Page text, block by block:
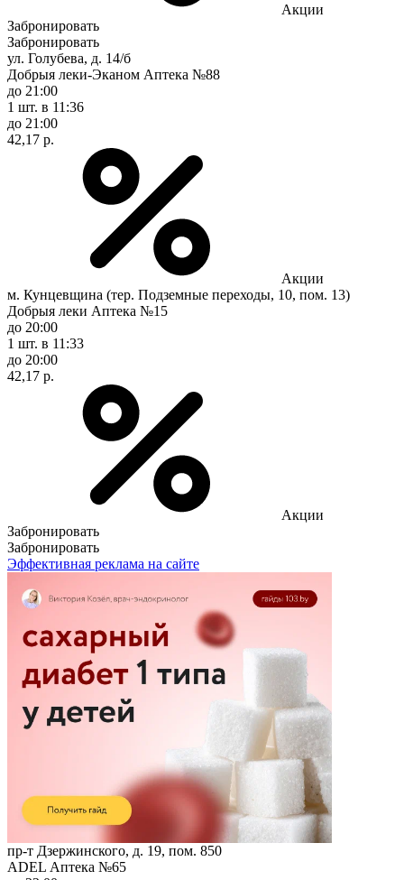
Акции
Забронировать
Забронировать
ул. Голубева, д. 14/б
Добрыя леки-Эканом Аптека №88
до 21:00
1 шт. в 11:36
до 21:00
42,17 р.
Акции
м. Кунцевщина (тер. Подземные переходы, 10, пом. 13)
Добрыя леки Аптека №15
до 20:00
1 шт. в 11:33
до 20:00
42,17 р.
Акции
Забронировать
Забронировать
Эффективная реклама на сайте
пр-т Дзержинского, д. 19, пом. 850
ADEL Аптека №65